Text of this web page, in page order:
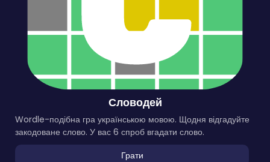
Словодей
Wordle-подібна гра українською мовою. Щодня відгадуйте
закодоване слово. У вас 6 спроб вгадати слово.
Грати